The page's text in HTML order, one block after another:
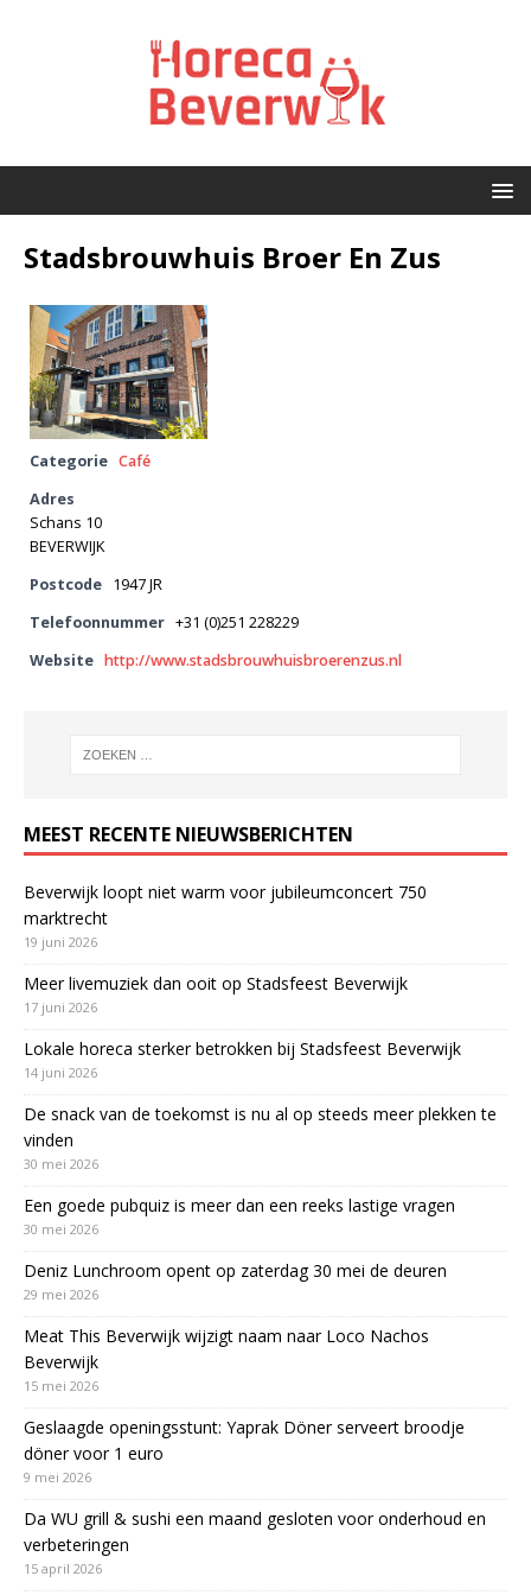
Stadsbrouwhuis Broer En Zus
Categorie Café
Adres
Schans 10
BEVERWIJK
Postcode 1947 JR
Telefoonnummer +31 (0)251 228229
Website http://www.stadsbrouwhuisbroerenzus.nl
MEEST RECENTE NIEUWSBERICHTEN
Beverwijk loopt niet warm voor jubileumconcert 750
marktrecht
19 juni 2026
Meer livemuziek dan ooit op Stadsfeest Beverwijk
17 juni 2026
Lokale horeca sterker betrokken bij Stadsfeest Beverwijk
14 juni 2026
De snack van de toekomst is nu al op steeds meer plekken te
vinden
30 mei 2026
Een goede pubquiz is meer dan een reeks lastige vragen
30 mei 2026
Deniz Lunchroom opent op zaterdag 30 mei de deuren
29 mei 2026
Meat This Beverwijk wijzigt naam naar Loco Nachos
Beverwijk
15 mei 2026
Geslaagde openingsstunt: Yaprak Döner serveert broodje
döner voor 1 euro
9 mei 2026
Da WU grill & sushi een maand gesloten voor onderhoud en
verbeteringen
15 april 2026